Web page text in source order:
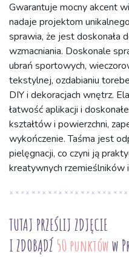
Gwarantuje mocny akcent
nadaje projektom
sprawia, że jest doskonała
wzmacniania. Doskonale
ubrań sportowych,
tekstylnej, ozdabianiu
DIY i dekoracjach wnętrz.
łatwość aplikacji i
kształtów i powierzchni,
wykończenie. Taśma jest
pielęgnacji, co czyni ją
kreatywnych rzemieślników
TUTAJ PRZEŚLIJ ZDJĘCIE
I ZDOBĄDŹ 50 punktóww